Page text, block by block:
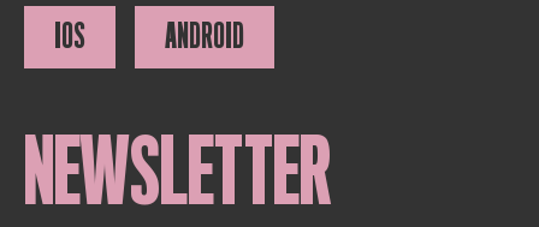
IOS ANDROID
NEWSLETTER